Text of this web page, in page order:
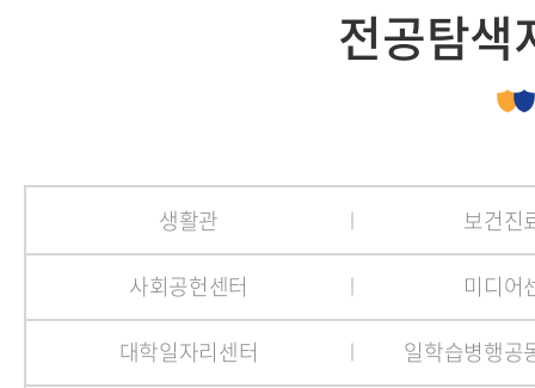
전공탐색
생활관 보건진
사회공헌센터 미디어
대학일자리센터 일학습병행공